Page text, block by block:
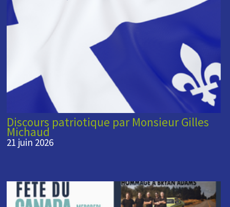
Discours patriotique par Monsieur Gilles
Michaud
21 juin 2026